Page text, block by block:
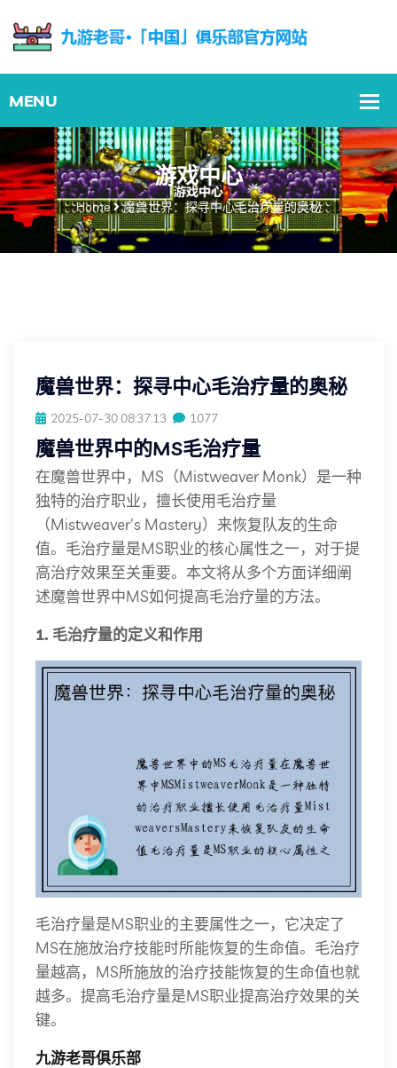
游戏中心
Home 魔兽世界：探寻中心毛治疗量的奥秘
魔兽世界：探寻中心毛治疗量的奥秘
2025-07-30 08:37:13 1077
魔兽世界中的MS毛治疗量
在魔兽世界中，MS（Mistweaver Monk）是一种
独特的治疗职业，擅长使用毛治疗量
（Mistweaver's Mastery）来恢复队友的生命
值。毛治疗量是MS职业的核心属性之一，对于提
高治疗效果至关重要。本文将从多个方面详细阐
述魔兽世界中MS如何提高毛治疗量的方法。
1. 毛治疗量的定义和作用
毛治疗量是MS职业的主要属性之一，它决定了
MS在施放治疗技能时所能恢复的生命值。毛治疗
量越高，MS所施放的治疗技能恢复的生命值也就
越多。提高毛治疗量是MS职业提高治疗效果的关
键。
九游老哥俱乐部